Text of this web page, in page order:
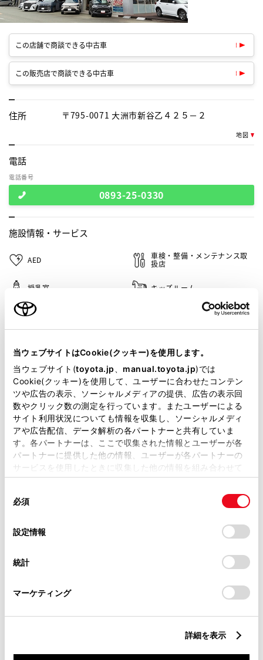
当ウェブサイトはCookie(クッキー)を使用します。
当ウェブサイト(toyota.jp manual.toyota.jp)では
Cookie(クッキー)を使用して、ユーザーに合わせたコンテン
ツや広告の表示、ソーシャルメディアの提供、広告の表示回
数やクリック数の測定を行っています。またユーザーによる
サイト利用状況についても情報を収集し、ソーシャルメディ
アや広告配信、データ解析の各パートナーと共有していま
す。各パートナーは、ここで収集された情報とユーザーが各
パートナーに提供した他の情報、ユーザーが各パートナーの
サービスを使用したときに収集した他の情報を組み合わせて
使用することがあります。当ウェブサイトの使用を続行する
デバイスにすべてのCookie(クッキー)が保存されることに同
意したことになります。Cookie(クッキー)のオプトアウト、
設定の変更、同意を撤回したりするにあたっては、当社の
「Cookie（クッキー）情報の取り扱いについて
」をご覧くだ
必須
設定情報
統計
マーケティング
詳細を表示
この店舗で商談できる中古車
この販売店で商談できる中古車
住所 〒795-0071 大洲市新谷乙４２５－２
地図
電話
電話番号
0893-25-0330
施設情報・ サービス
AED
車検・整備・メンテナンス取
扱店
授乳室 キッズルーム
キッズコーナー
この販売店のウェブサイトはこちら
営業日カレンダー